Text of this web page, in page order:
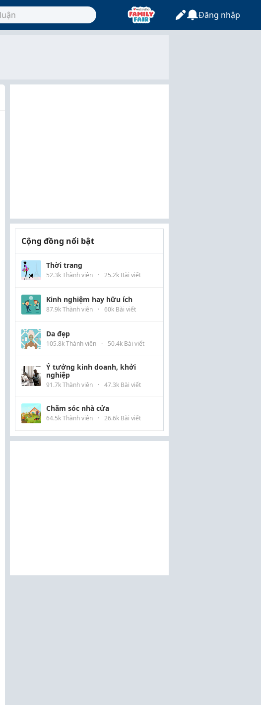
Đăng nhập
Cộng đồng nổi bật
Thời trang
52.3k Thành viên · 25.2k Bài viết
Kinh nghiệm hay hữu ích
87.9k Thành viên · 60k Bài viết
Da đẹp
105.8k Thành viên · 50.4k Bài viết
Ý tưởng kinh doanh, khởi
nghiệp
91.7k Thành viên · 47.3k Bài viết
Chăm sóc nhà cửa
64.5k Thành viên · 26.6k Bài viết